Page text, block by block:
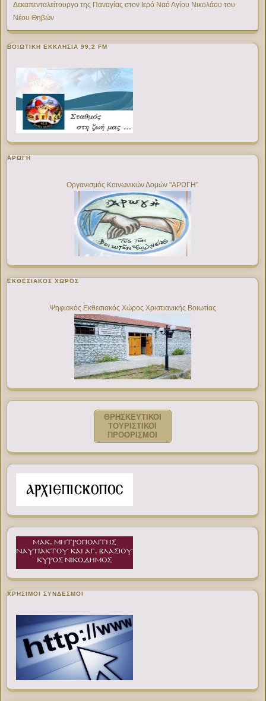
Δεκαπενταλείτουργο της Παναγίας στον Ιερό Ναό Αγίου Νικολάου του
Νέου Θηβών
ΒΟΙΩΤΙΚΉ ΕΚΚΛΗΣΊΑ 99,2 FM
ΑΡΩΓΗ
Οργανισμός Κοινωνικών Δομών "ΑΡΩΓΗ"
ΕΚΘΕΣΙΑΚΌΣ ΧΏΡΟΣ
Ψηφιακός Εκθεσιακός Χώρος Χριστιανικής Βοιωτίας
ΘΡΗΣΚΕΥΤΙΚΟΙ
ΤΟΥΡΙΣΤΙΚΟΙ
ΠΡΟΟΡΙΣΜΟΙ
ΧΡΉΣΙΜΟΙ ΣΎΝΔΕΣΜΟΙ